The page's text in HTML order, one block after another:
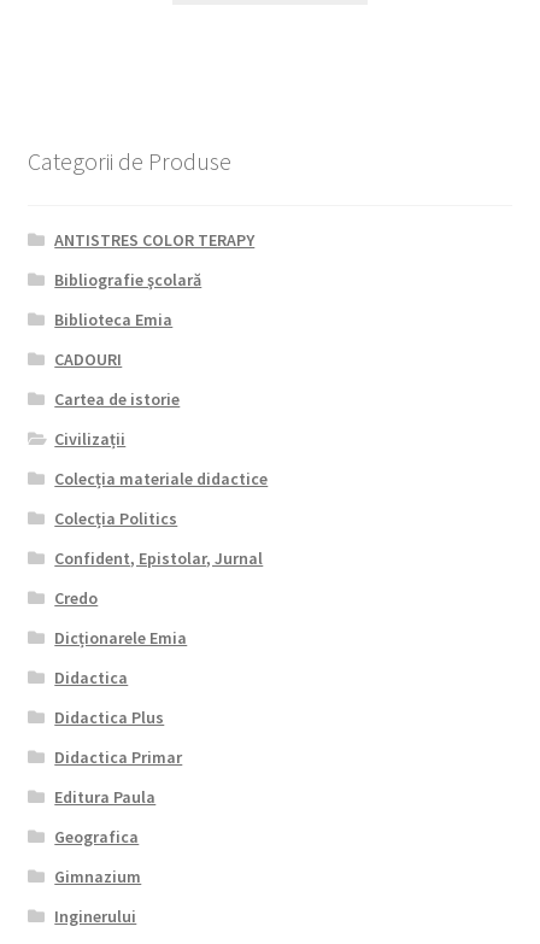
Categorii de Produse
ANTISTRES COLOR TERAPY
Bibliografie şcolară
Biblioteca Emia
CADOURI
Cartea de istorie
Civilizații
Colecția materiale didactice
Colecția Politics
Confident, Epistolar, Jurnal
Credo
Dicționarele Emia
Didactica
Didactica Plus
Didactica Primar
Editura Paula
Geografica
Gimnazium
Inginerului